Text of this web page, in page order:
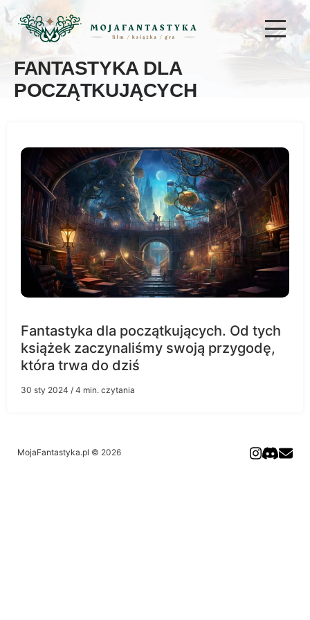
FANTASTYKA DLA
POCZĄTKUJĄCYCH
Fantastyka dla początkujących. Od tych
książek zaczynaliśmy swoją przygodę,
która trwa do dziś
30 sty 2024 / 4 min. czytania
MojaFantastyka.pl © 2026